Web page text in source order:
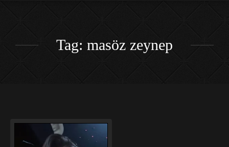
Tag: masöz zeynep